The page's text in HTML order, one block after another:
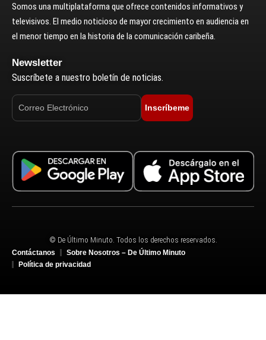
Somos una multiplataforma que ofrece contenidos informativos y
televisivos. El medio noticioso de mayor crecimiento en audiencia en
el menor tiempo en la historia de la comunicación caribeña.
Newsletter
Suscríbete a nuestro boletín de noticias.
Inscríbeme
© De Último Minuto. Todos los derechos reservados.
Contáctanos
Sobre Nosotros – De Último Minuto
Política de privacidad